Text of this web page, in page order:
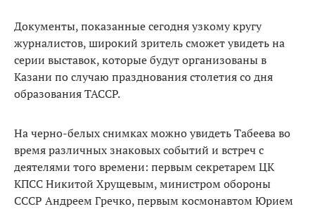
Документы, показанные сегодня узкому кругу
журналистов, широкий зритель сможет увидеть на
серии выставок, которые будут организованы в
Казани по случаю празднования столетия со дня
образования ТАССР.
На черно-белых снимках можно увидеть Табеева во
время различных знаковых событий и встреч с
деятелями того времени: первым секретарем ЦК
КПСС Никитой Хрущевым, министром обороны
СССР Андреем Гречко, первым космонавтом Юрием